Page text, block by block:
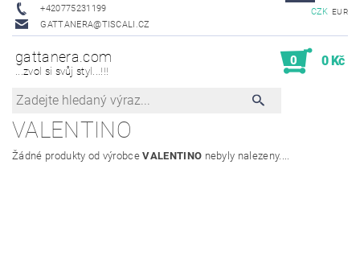
+420775231199
GATTANERA@TISCALI.CZ
CZK EUR
gattanera.com
...zvol si svůj styl...!!!
0 0 Kč
VALENTINO
Žádné produkty od výrobceVALENTINO nebyly nalezeny....